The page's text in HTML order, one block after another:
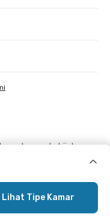
dengan kebijakan
untuk informasi
Lihat Tipe Kamar